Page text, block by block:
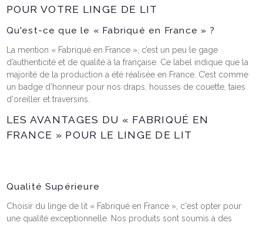
POUR VOTRE LINGE DE LIT
Qu'est-ce que le « Fabriqué en France » ?
La mention « Fabriqué en France », c’est un peu le gage
d’authenticité et de qualité à la française. Ce label indique que la
majorité de la production a été réalisée en France. C’est comme
un badge d’honneur pour nos draps, housses de couette, taies
d'oreiller et traversins.
LES AVANTAGES DU « FABRIQUÉ EN
FRANCE » POUR LE LINGE DE LIT
Qualité Supérieure
Choisir du linge de lit « Fabriqué en France », c'est opter pour
une qualité exceptionnelle. Nos produits sont soumis à des